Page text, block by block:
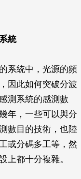
統
系統中，光源的頻
因此如何突破分波
測系統的感測數
年，一些可以與分
數目的技術，也陸
或分碼多工等，然
上都十分複雜。